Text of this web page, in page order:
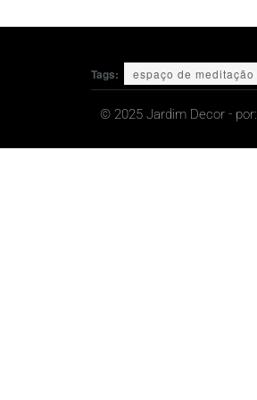
Tags: espaço de meditação
© 2025 Jardim Decor - por: